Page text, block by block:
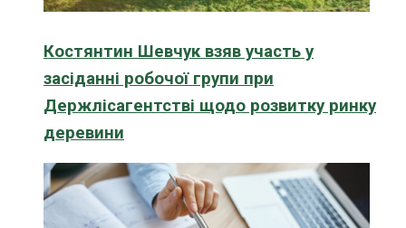
Костянтин Шевчук взяв участь у
засіданні робочої групи при
Держлісагентстві щодо розвитку ринку
деревини